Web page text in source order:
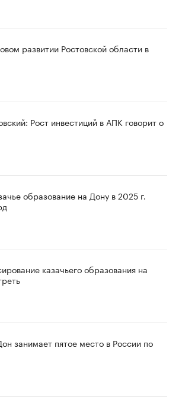
развитии Ростовской области в
Рост инвестиций в АПК говорит о
образование на Дону в 2025 г.
казачьего образования на
занимает пятое место в России по